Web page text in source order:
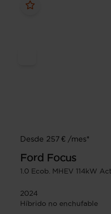
Desde 257 € /mes*
Ford Focus
1.0 Ecob. MHEV 114kW
2024
Híbrido no enchufable